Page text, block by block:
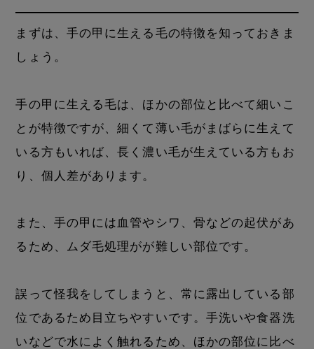
まずは、手の甲に生える毛の特徴を知っておきま
しょう。
手の甲に生える毛は、ほかの部位と比べて細いこ
とが特徴ですが、細くて薄い毛がまばらに生えて
いる方もいれば、長く濃い毛が生えている方もお
り、個人差があります。
また、手の甲には血管やシワ、骨などの起伏があ
るため、ムダ毛処理がが難しい部位です。
誤って怪我をしてしまうと、常に露出している部
位であるため目立ちやすいです。手洗いや食器洗
いなどで水によく触れるため、ほかの部位に比べ